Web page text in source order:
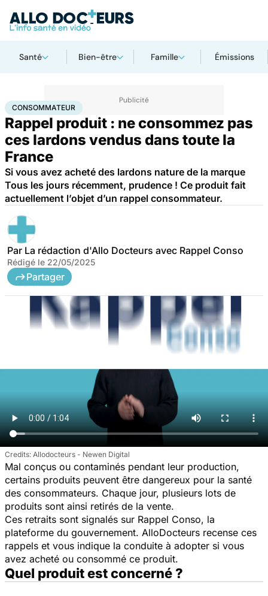
Santé Bien-être Famille Émissions
AccueilSantéConsommateur
CONSOMMATEUR
Rappel produit : ne consommez pas
ces lardons vendus dans toute la
France
Si vous avez acheté des lardons nature de la marque
Tous les jours récemment, prudence ! Ce produit fait
actuellement l’objet d’un rappel consommateur.
Par La rédaction d'Allo Docteurs avec Rappel Conso
Rédigé le 22/05/2025
Partager
Allodocteurs - Newen Digital
Mal conçus ou contaminés pendant leur production,
certains produits peuvent être dangereux pour la santé
des consommateurs. Chaque jour, plusieurs lots de
produits sont ainsi retirés de la vente.
Ces retraits sont signalés sur Rappel Conso, la
plateforme du gouvernement. AlloDocteurs recense ces
rappels et vous indique la conduite à adopter si vous
avez acheté ou consommé ce produit.
Quel produit est concerné ?